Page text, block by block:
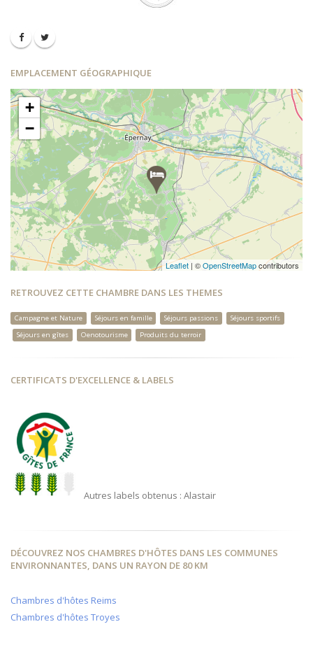
EMPLACEMENT GÉOGRAPHIQUE
+
−
Leaflet | ©OpenStreetMapcontributors
RETROUVEZ CETTE CHAMBRE DANS LES THEMES
Campagne et Nature Séjours en famille Séjours passions
Séjours sportifs
Séjours en gîtes
Oenotourisme Produits du terroir
CERTIFICATS D'EXCELLENCE & LABELS
Autres labels obtenus : Alastair
DÉCOUVREZ NOS CHAMBRES D'HÔTES DANS LES COMMUNES
ENVIRONNANTES, DANS UN RAYON DE 80 KM
Chambres d'hôtes Reims
Chambres d'hôtes Troyes